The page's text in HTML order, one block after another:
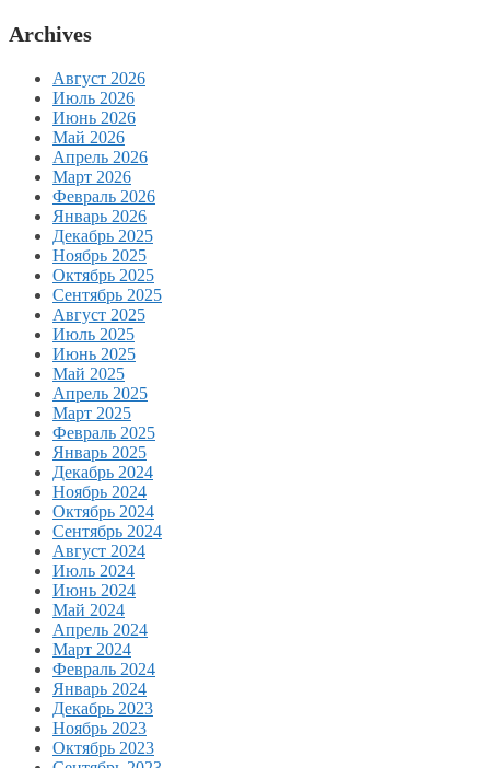
Archives
Август 2026
Июль 2026
Июнь 2026
Май 2026
Апрель 2026
Март 2026
Февраль 2026
Январь 2026
Декабрь 2025
Ноябрь 2025
Октябрь 2025
Сентябрь 2025
Август 2025
Июль 2025
Июнь 2025
Май 2025
Апрель 2025
Март 2025
Февраль 2025
Январь 2025
Декабрь 2024
Ноябрь 2024
Октябрь 2024
Сентябрь 2024
Август 2024
Июль 2024
Июнь 2024
Май 2024
Апрель 2024
Март 2024
Февраль 2024
Январь 2024
Декабрь 2023
Ноябрь 2023
Октябрь 2023